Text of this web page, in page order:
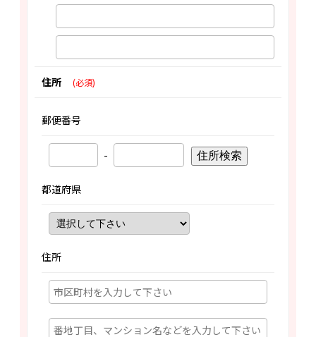
住所 (必須)
郵便番号
- 住所検索
都道府県
住所